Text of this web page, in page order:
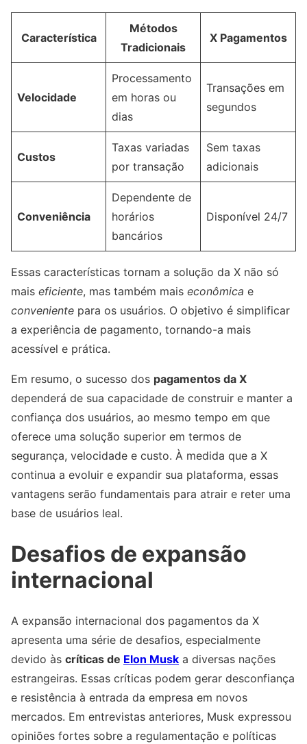
Característica
Métodos
Tradicionais
X Pagamentos
Velocidade
Processamento
em horas ou
dias
Transações em
segundos
Custos
Taxas variadas
por transação
Sem taxas
adicionais
Conveniência
Dependente de
horários
bancários
Disponível 24/7
Essas características tornam a solução da X não só
mais eficiente, mas também mais econômica e
conveniente para os usuários. O objetivo é simplificar
a experiência de pagamento, tornando-a mais
acessível e prática.
Em resumo, o sucesso dos pagamentos da X
dependerá de sua capacidade de construir e manter a
confiança dos usuários, ao mesmo tempo em que
oferece uma solução superior em termos de
segurança, velocidade e custo. À medida que a X
continua a evoluir e expandir sua plataforma, essas
vantagens serão fundamentais para atrair e reter uma
base de usuários leal.
Desafios de expansão
internacional
A expansão internacional dos pagamentos da X
apresenta uma série de desafios, especialmente
devido às críticas de Elon Musk a diversas nações
estrangeiras. Essas críticas podem gerar desconfiança
e resistência à entrada da empresa em novos
mercados. Em entrevistas anteriores, Musk expressou
opiniões fortes sobre a regulamentação e políticas